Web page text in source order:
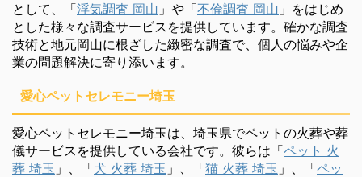
として、「浮気調査 岡山 」や「不倫調査 岡山 」をはじめ
とした様々な調査サービスを提供しています。確かな調査
技術と地元岡山に根ざした緻密な調査で、個人の悩みや企
業の問題解決に寄り添います。
愛心ペットセレモニー埼玉
愛心ペットセレモニー埼玉は、埼玉県でペットの火葬や葬
儀サービスを提供している会社です。彼らは「ペット 火
葬 埼玉 」、「犬 火葬 埼玉 」、「猫 火葬 埼玉 」、「ペッ